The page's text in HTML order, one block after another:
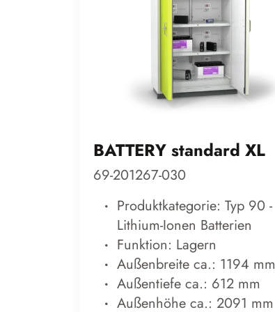
BATTERY standard XL
69-201267-030
Produktkategorie: Typ 90 -
Lithium-Ionen Batterien
Funktion: Lagern
Außenbreite ca.: 1194 mm
Außentiefe ca.: 612 mm
Außenhöhe ca.: 2091 mm